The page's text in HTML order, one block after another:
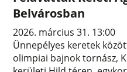
Belvárosban
2026. március 31. 13:00
Ünnepélyes keretek
olimpiai bajnok tornász,